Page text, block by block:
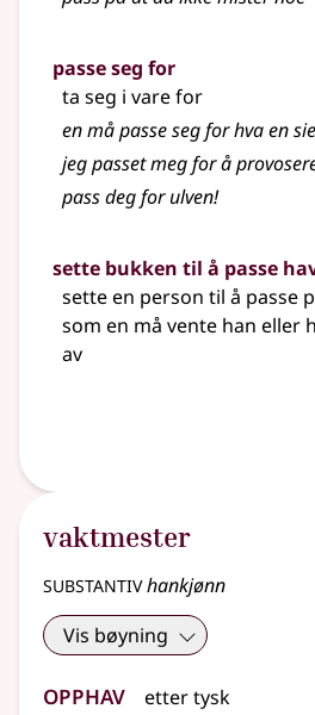
passe seg for
ta seg i vare for
en må passe seg for hva en
jeg passet meg for å
pass deg for ulven!
sette bukken til å passe
sette en person til å passe
som en må vente han eller
av
vaktmester
substantivhankjønn
Vis bøyning
Opphav ettertysk